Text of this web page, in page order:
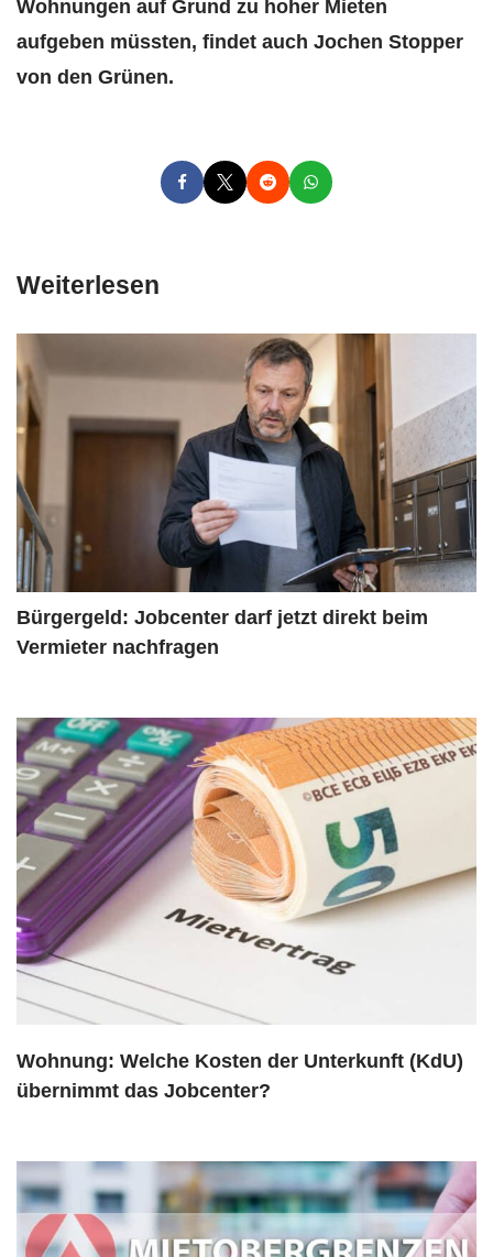
Wohnungen auf Grund zu hoher Mieten
aufgeben müssten, findet auch Jochen Stopper
von den Grünen.
Weiterlesen
Bürgergeld: Jobcenter darf jetzt direkt beim
Vermieter nachfragen
Wohnung: Welche Kosten der Unterkunft (KdU)
übernimmt das Jobcenter?